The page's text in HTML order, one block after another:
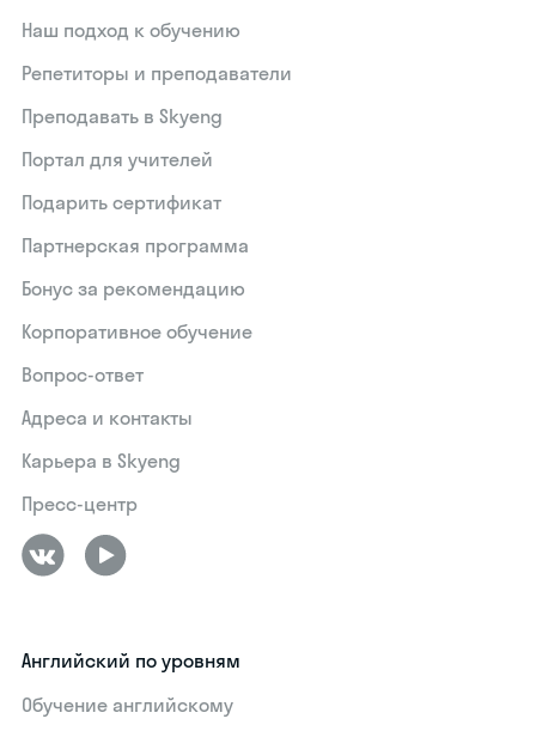
Наш подход к обучению
Репетиторы и преподаватели
Преподавать в Skyeng
Портал для учителей
Подарить сертификат
Партнерская программа
Бонус за рекомендацию
Корпоративное обучение
Вопрос-ответ
Адреса и контакты
Карьера в Skyeng
Пресс-центр
Английский по уровням
Обучение английскому